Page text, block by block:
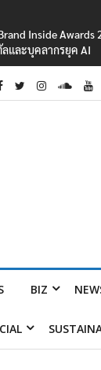
Inside Awards
และบุคลากรยุค AI
BIZ